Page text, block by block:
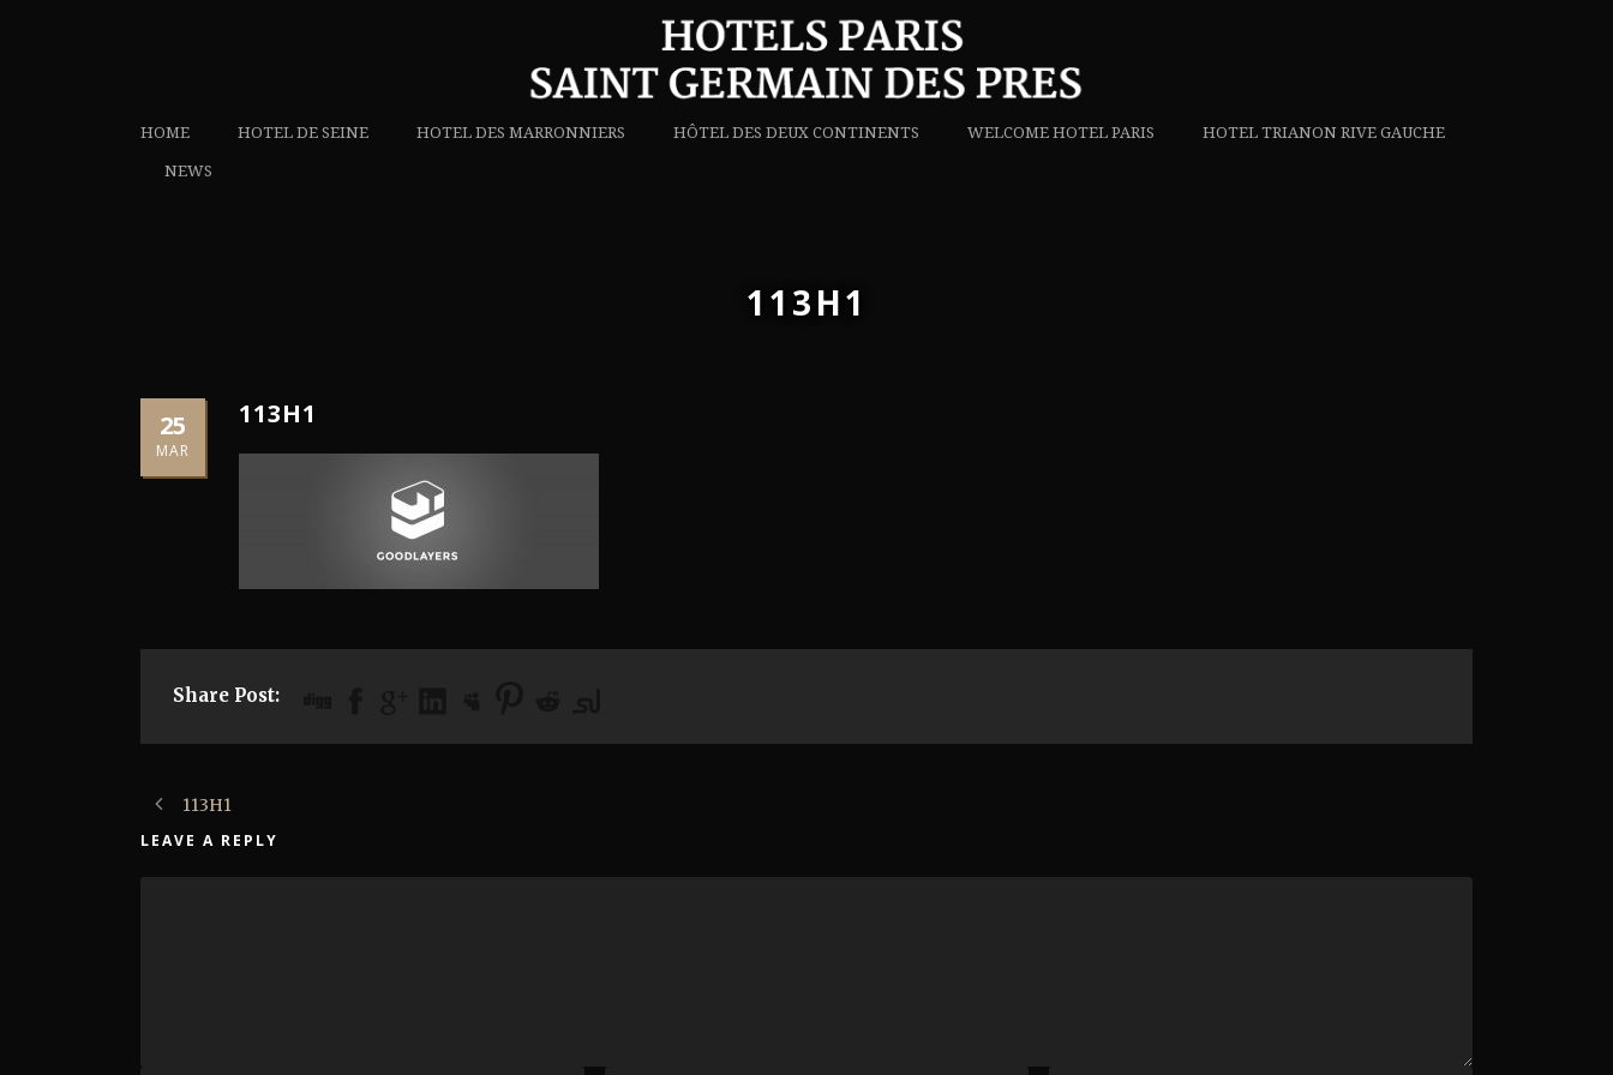
HOME HOTEL DE SEINE HOTEL DES MARRONNIERS HÔTEL DES DEUX CONTINENTS WELCOME HOTEL PARIS HOTEL TRIANON RIVE GAUCHE
NEWS
113H1
25
MAR
113H1
Share Post:
113H1
LEAVE A REPLY